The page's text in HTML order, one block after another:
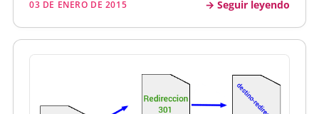
partir de unas observaciones nos surgen ideas o
hipótesis y por medio de exper…
03 DE ENERO DE 2015 Seguir leyendo